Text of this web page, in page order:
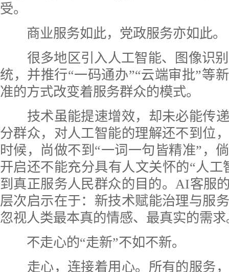
受。
商业服务如此，党政服务亦如此。
很多地区引入人工智能、图像识别
统，并推行“一码通办”“云端审批”等
准的方式改变着服务群众的模式。
技术虽能提速增效，却未必能传递
分群众，对人工智能的理解还不到位
时候，尚做不到“一词一句皆精准”，
开启还不能充分具有人文关怀的“人工
到真正服务人民群众的目的。AI客服
层次启示在于：新技术赋能治理与服
忽视人类最本真的情感、最真实的需求
不走心的“走新”不如不新。
走心，连接着用心。所有的服务，